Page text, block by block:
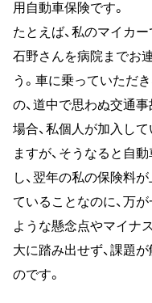
用自動車保険です。
たとえば、私のマイカ
石野さんを病院までお
う。車に乗っていただ
の、道中で思わぬ交通
場合、私個人が加入し
ますが、そうなると自
し、翌年の私の保険料
ていることなのに、万
ような懸念点やマイナ
大に踏み出せず、課題
のです。